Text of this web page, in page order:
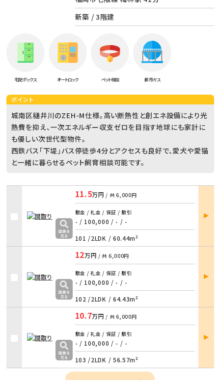
新築 / 3階建
宅配ボックス オートロック ペット相談 都市ガス
ポイント
城南区樋井川のZEH-M仕様。高い断熱性と創エネ設備により光
熱費を抑え、一次エネルギー収支ゼロを目指す地球にも家計に
も優しい次世代型物件。
西鉄バス「下堤」バス停徒歩4分とアクセスも良好で、愛犬や愛猫
と一緒に暮らせるペット飼育相談可能です。
11.5万円 / 共6,000円
敷金 / 礼金 / 保証 / 敷引
- / 100,000 / - / -
101 /2LDK / 60.44m²
部屋
詳細
12万円 / 共 6,000円
敷金 / 礼金 / 保証 / 敷引
- / 100,000 / - / -
102 /2LDK / 64.43m²
部屋
詳細
10.7万円 / 共6,000円
敷金 / 礼金 / 保証 / 敷引
- / 100,000 / - / -
103 /2LDK / 56.57m²
部屋
詳細